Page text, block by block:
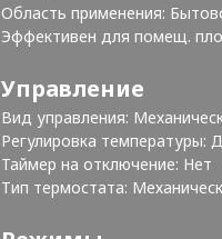
Область применения:
Эффективен для помещ.
Управление
Вид управления:
Регулировка температуры:
Таймер на отключение: Нет
Тип термостата: